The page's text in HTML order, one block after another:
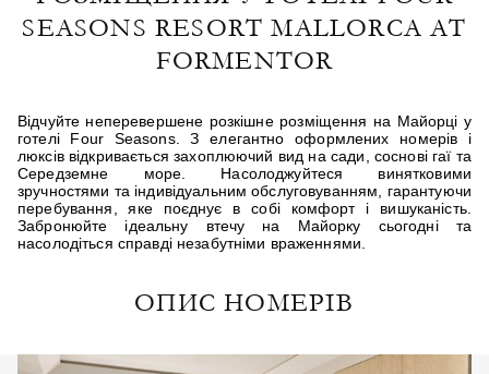
SEASONS RESORT MALLORCA AT
FORMENTOR
Відчуйте неперевершене розкішне розміщення на Майорці у
готелі Four Seasons. З елегантно оформлених номерів і
люксів відкривається захоплюючий вид на сади, соснові гаї та
Середземне море. Насолоджуйтеся винятковими
зручностями та індивідуальним обслуговуванням, гарантуючи
перебування, яке поєднує в собі комфорт і вишуканість.
Забронюйте ідеальну втечу на Майорку сьогодні та
насолодіться справді незабутніми враженнями.
ОПИС НОМЕРІВ